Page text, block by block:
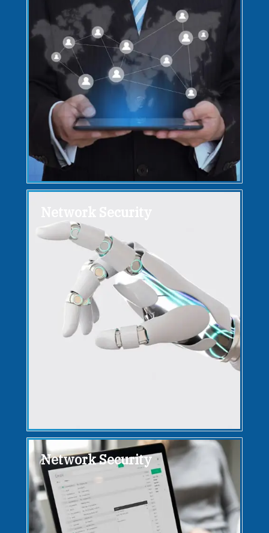
Network Security